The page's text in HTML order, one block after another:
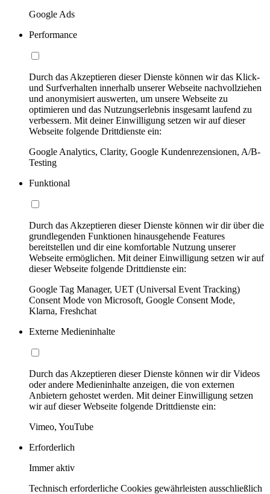
Google Ads
Performance
Durch das Akzeptieren dieser Dienste können wir das Klick-
und Surfverhalten innerhalb unserer Webseite nachvollziehen
und anonymisiert auswerten, um unsere Webseite zu
optimieren und das Nutzungserlebnis insgesamt laufend zu
verbessern. Mit deiner Einwilligung setzen wir auf dieser
Webseite folgende Drittdienste ein:
Google Analytics, Clarity, Google Kundenrezensionen, A/B-
Testing
Funktional
Durch das Akzeptieren dieser Dienste können wir dir über die
grundlegenden Funktionen hinausgehende Features
bereitstellen und dir eine komfortable Nutzung unserer
Webseite ermöglichen. Mit deiner Einwilligung setzen wir auf
dieser Webseite folgende Drittdienste ein:
Google Tag Manager, UET (Universal Event Tracking)
Consent Mode von Microsoft, Google Consent Mode,
Klarna, Freshchat
Externe Medieninhalte
Durch das Akzeptieren dieser Dienste können wir dir Videos
oder andere Medieninhalte anzeigen, die von externen
Anbietern gehostet werden. Mit deiner Einwilligung setzen
wir auf dieser Webseite folgende Drittdienste ein:
Vimeo, YouTube
Erforderlich
Immer aktiv
Technisch erforderliche Cookies gewährleisten ausschließlich